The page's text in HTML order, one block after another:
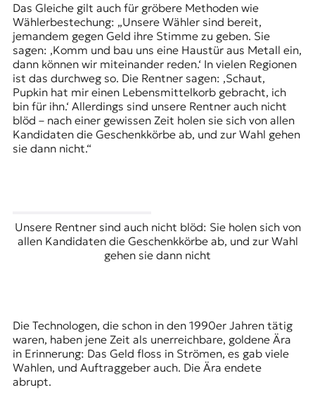
Das Gleiche gilt auch für gröbere Methoden wie
Wählerbestechung: „Unsere Wähler sind bereit,
jemandem gegen Geld ihre Stimme zu geben. Sie
sagen: ‚Komm und bau uns eine Haustür aus Metall ein,
dann können wir miteinander reden.‘ In vielen Regionen
ist das durchweg so. Die Rentner sagen: ‚Schaut,
Pupkin hat mir einen Lebensmittelkorb gebracht, ich
bin für ihn.‘ Allerdings sind unsere Rentner auch nicht
blöd – nach einer gewissen Zeit holen sie sich von allen
Kandidaten die Geschenkkörbe ab, und zur Wahl gehen
sie dann nicht.“
Unsere Rentner sind auch nicht blöd: Sie holen sich von
allen Kandidaten die Geschenkkörbe ab, und zur Wahl
gehen sie dann nicht
Die Technologen, die schon in den 1990er Jahren tätig
waren, haben jene Zeit als unerreichbare, goldene Ära
in Erinnerung: Das Geld floss in Strömen, es gab viele
Wahlen, und Auftraggeber auch. Die Ära endete
abrupt.